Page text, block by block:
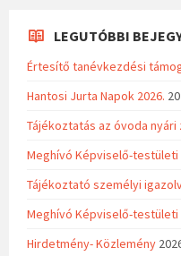
LEGUTÓBBI
Értesítő tanévkezdési
Hantosi Jurta Napok 2026.
Tájékoztatás az óvoda
Meghívó Képviselő-testületi
Tájékoztató személyi
Meghívó Képviselő-testületi
Hirdetmény- Közlemény